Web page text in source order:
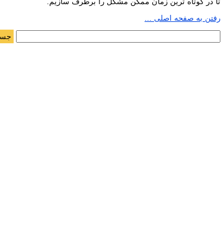
رفتن به صفحه اصلی ...